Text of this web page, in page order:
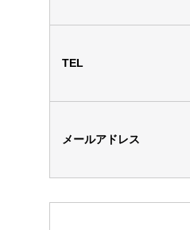
TEL
メールアドレス